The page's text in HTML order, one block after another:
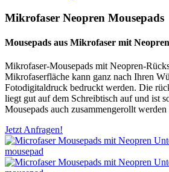
Mikrofaser Neopren Mousepads
Mousepads aus Mikrofaser mit
Mikrofaser-Mousepads mit Neopren-
Mikrofaserfläche kann ganz nach Ihren
Fotodigitaldruck bedruckt werden. Die
liegt gut auf dem Schreibtisch auf und ist
Mousepads auch zusammengerollt werden
Jetzt Anfragen!